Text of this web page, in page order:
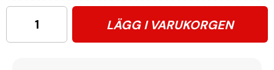
LÄGG I VARUKORGEN